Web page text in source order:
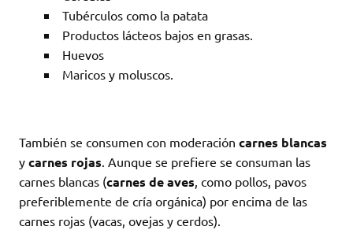
Tubérculos como la patata
Productos lácteos bajos en grasas.
Huevos
Maricos y moluscos.
También se consumen con moderación carnes blancas
y carnes rojas . Aunque se prefiere se consuman las
carnes blancas (carnes de aves , como pollos, pavos
preferiblemente de cría orgánica) por encima de las
carnes rojas (vacas, ovejas y cerdos).